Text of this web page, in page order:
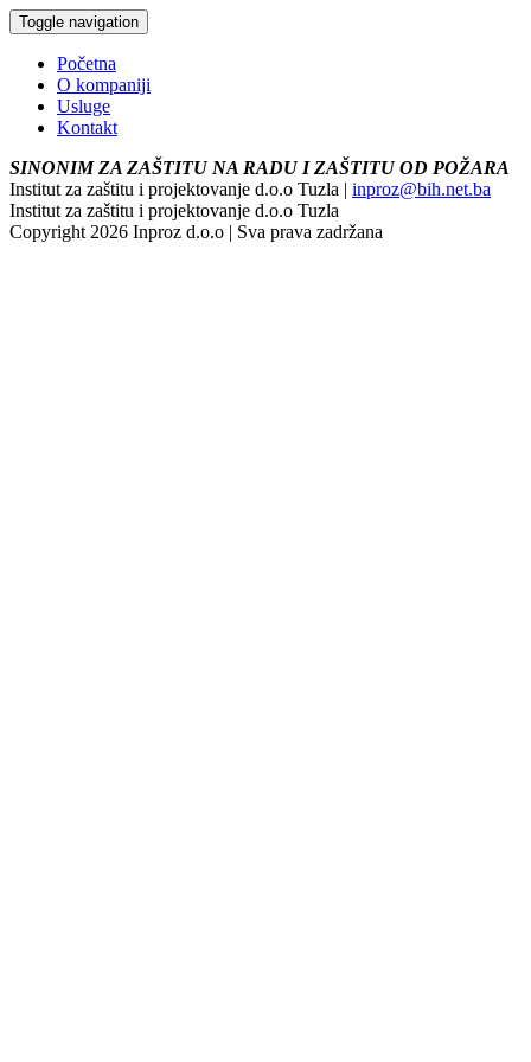
Toggle navigation
Početna
O kompaniji
Usluge
Kontakt
SINONIM ZA ZAŠTITU NA RADU I ZAŠTITU OD POŽARA
Institut za zaštitu i projektovanje d.o.o Tuzla | inproz@bih.net.ba
Institut za zaštitu i projektovanje d.o.o Tuzla
Copyright 2026 Inproz d.o.o | Sva prava zadržana